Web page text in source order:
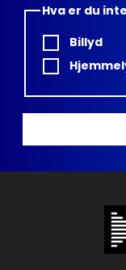
Hva er du
Billyd